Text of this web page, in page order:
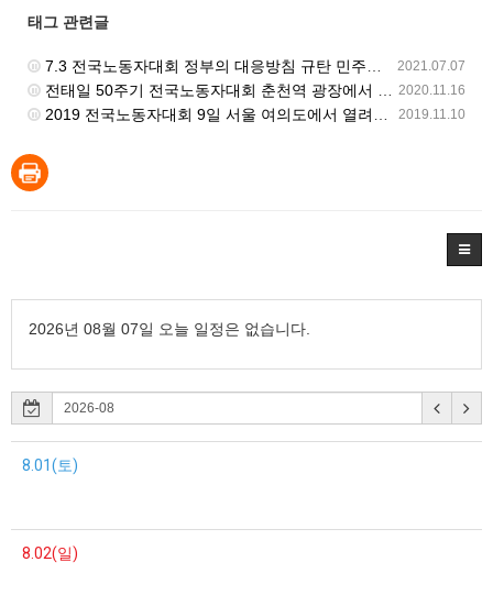
태그 관련글
2021.07.07
7.3 전국노동자대회 정부의 대응방침 규탄 민주노총 입장발표 기자회견 - 양경수 위원장 발언
2020.11.16
전태일 50주기 전국노동자대회 춘천역 광장에서 진행
2019.11.10
2019 전국노동자대회 9일 서울 여의도에서 열려… 10만 조합원 참가
2026년 08월 07일 오늘 일정은 없습니다.
8.01(토)
8.02(일)